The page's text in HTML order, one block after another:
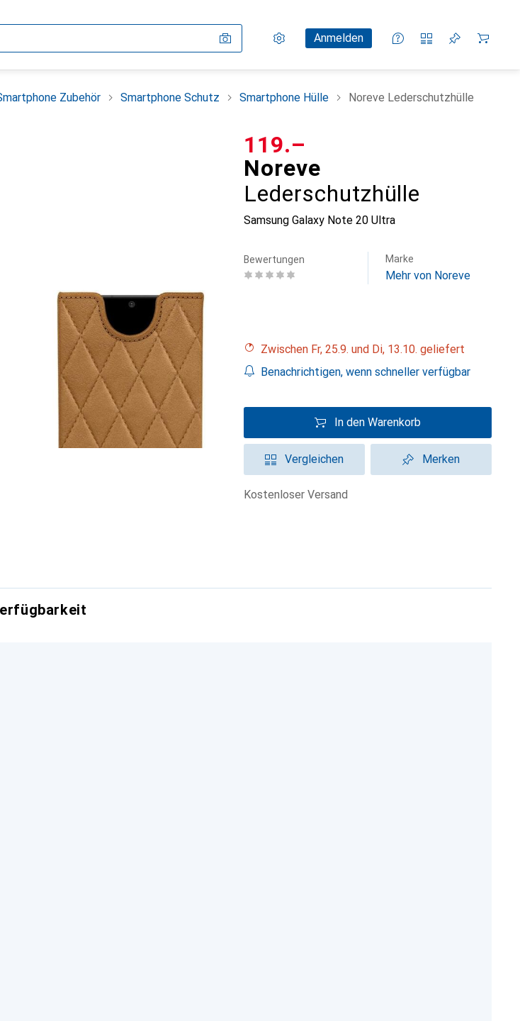
Einstellungen
KundenkontoAnmelden
Vergleichslisten
Merklisten
Warenkorb
Zubehör Smartphone Schutz Smartphone Hülle Noreve Lederschutzhülle
Noreve
Lederschutzhülle
Samsung Galaxy Note 20 Ultra
CHF
119.–
Bewertungen Marke
Mehr von Noreve
Zwischen Fr, 25.9. und Di, 13.10. geliefert
Benachrichtigen, wenn schneller verfügbar
In den Warenkorb
Vergleichen Merken
kostenloser Versand